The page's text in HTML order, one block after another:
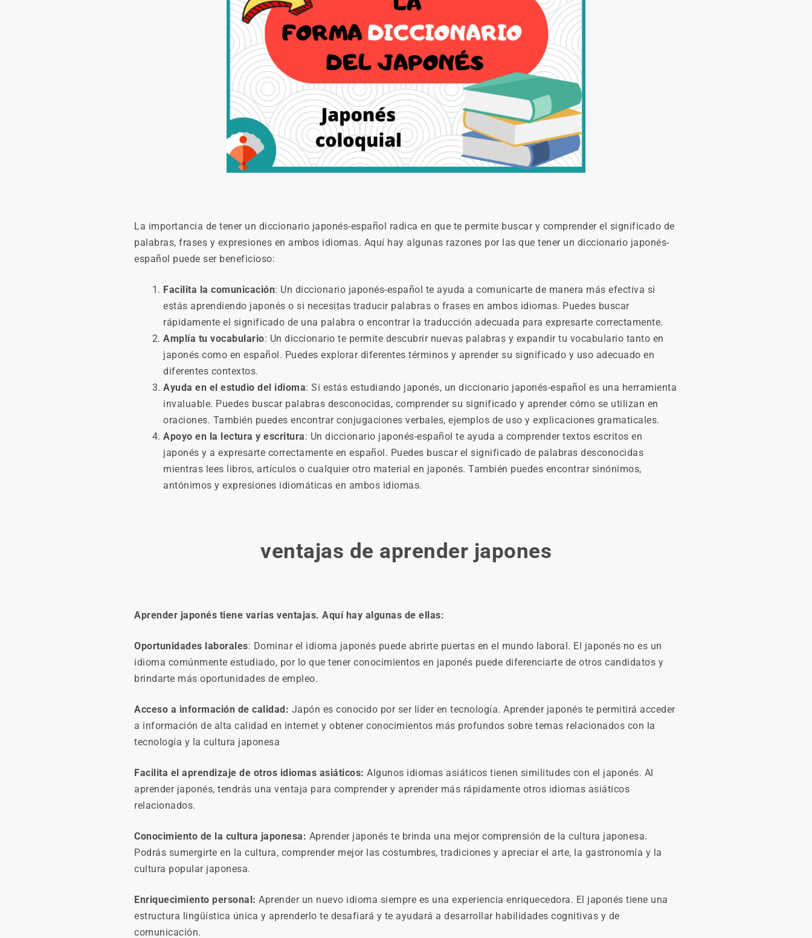
La importancia de tener un diccionario japonés-español radica en que te permite buscar y comprender el significado de
palabras, frases y expresiones en ambos idiomas. Aquí hay algunas razones por las que tener un diccionario japonés-
español puede ser beneficioso:
Facilita la comunicación: Un diccionario japonés-español te ayuda a comunicarte de manera más efectiva si
estás aprendiendo japonés o si necesitas traducir palabras o frases en ambos idiomas. Puedes buscar
rápidamente el significado de una palabra o encontrar la traducción adecuada para expresarte correctamente.
Amplía tu vocabulario: Un diccionario te permite descubrir nuevas palabras y expandir tu vocabulario tanto en
japonés como en español. Puedes explorar diferentes términos y aprender su significado y uso adecuado en
diferentes contextos.
Ayuda en el estudio del idioma: Si estás estudiando japonés, un diccionario japonés-español es una herramienta
invaluable. Puedes buscar palabras desconocidas, comprender su significado y aprender cómo se utilizan en
oraciones. También puedes encontrar conjugaciones verbales, ejemplos de uso y explicaciones gramaticales.
Apoyo en la lectura y escritura: Un diccionario japonés-español te ayuda a comprender textos escritos en
japonés y a expresarte correctamente en español. Puedes buscar el significado de palabras desconocidas
mientras lees libros, artículos o cualquier otro material en japonés. También puedes encontrar sinónimos,
antónimos y expresiones idiomáticas en ambos idiomas.
ventajas de aprender japones
Aprender japonés tiene varias ventajas. Aquí hay algunas de ellas:
Oportunidades laborales: Dominar el idioma japonés puede abrirte puertas en el mundo laboral. El japonés no es un
idioma comúnmente estudiado, por lo que tener conocimientos en japonés puede diferenciarte de otros candidatos y
brindarte más oportunidades de empleo.
Acceso a información de calidad: Japón es conocido por ser líder en tecnología. Aprender japonés te permitirá acceder
a información de alta calidad en internet y obtener conocimientos más profundos sobre temas relacionados con la
tecnología y la cultura japonesa
Facilita el aprendizaje de otros idiomas asiáticos: Algunos idiomas asiáticos tienen similitudes con el japonés. Al
aprender japonés, tendrás una ventaja para comprender y aprender más rápidamente otros idiomas asiáticos
relacionados.
Conocimiento de la cultura japonesa: Aprender japonés te brinda una mejor comprensión de la cultura japonesa.
Podrás sumergirte en la cultura, comprender mejor las costumbres, tradiciones y apreciar el arte, la gastronomía y la
cultura popular japonesa.
Enriquecimiento personal: Aprender un nuevo idioma siempre es una experiencia enriquecedora. El japonés tiene una
estructura lingüística única y aprenderlo te desafiará y te ayudará a desarrollar habilidades cognitivas y de
comunicación.